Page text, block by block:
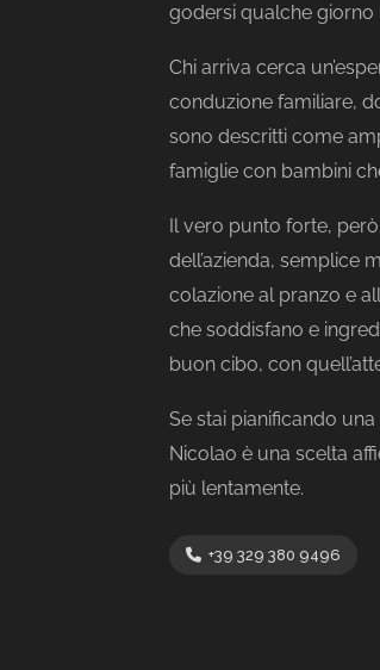
godersi qualche giorno
Chi arriva cerca
conduzione familiare,
sono descritti come
famiglie con bambini
Il vero punto forte,
dell’azienda, semplice
colazione al pranzo e
che soddisfano e
buon cibo, con
Se stai pianificando
Nicolao è una scelta
più lentamente.
+39 329 380 9496